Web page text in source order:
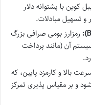
کوین با پشتوانه دلار
و تسهیل مبادلات.
رمزارز بومی صرافی بزرگ
آن (مانند پرداخت
بالا و کارمزد پایین، که
و بر مقیاس پذیری تمرکز